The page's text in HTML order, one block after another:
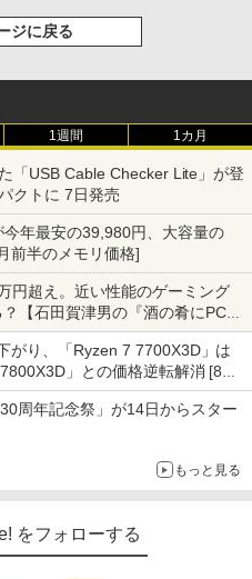
ジに戻る
1週間 1カ月
「USB Cable Checker Lite」が登
クトに 7日発売
年最安の39,980円、大容量の
前半のメモリ価格]
円超え。近い性能のゲーミング
【石田賀津男の『酒の肴にPCゲ
がり、「Ryzen 7 7700X3D」は
」との価格逆転解消 [8月
周年記念祭」が14日からスター
もっと見る
をフォローする